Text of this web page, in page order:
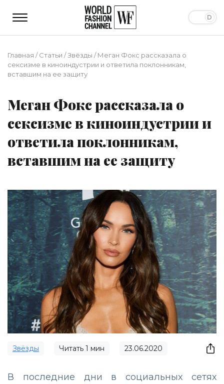
Главная /Статьи /Звёзды /Меган Фокс рассказала о
сексизме в киноиндустрии и ответила поклонникам,
вставшим на ее защиту
Меган Фокс рассказала о
сексизме в киноиндустрии и
ответила поклонникам,
вставшим на ее защиту
Звёзды Читать 1 мин 23.06.2020
В последние дни в социальных сетях